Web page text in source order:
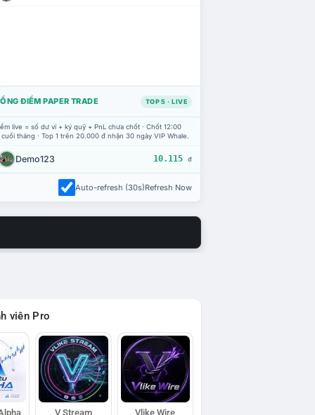
ĐIỂM PAPER TRADE TOP 5 · LIVE
live = số dư ví + ký quỹ + PnL chưa chốt · Chốt 12:00
tháng · Top 1 trên 20.000 đ nhận 30 ngày VIP Whale.
Demo123 10.115 đ
Auto-refresh (30s)Refresh Now
viên Pro
V Stream Vlike Wire